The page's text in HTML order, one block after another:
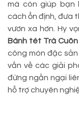
mà còn giúp bạn
cách ổn định, đưa
vươn xa hơn. Hy
Bánh tét Trà Cuôn
công món đặc
vấn về các giải
đừng ngần ngại
hỗ trợ chuyên